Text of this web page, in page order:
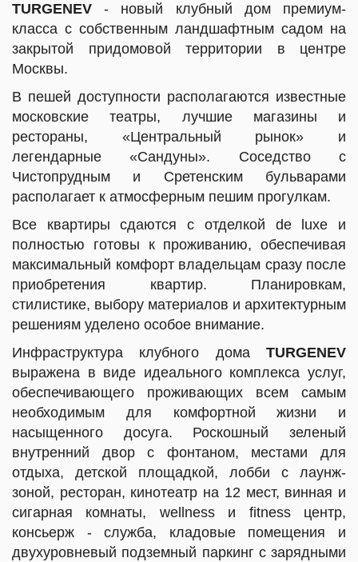
TURGENEV- новый клубный дом премиум-
класса с собственным ландшафтным садом на
закрытой придомовой территории в центре
Москвы.
В пешей доступности располагаются известные
московские театры, лучшие магазины и
рестораны, «Центральный рынок» и
легендарные «Сандуны». Соседство с
Чистопрудным и Сретенским бульварами
располагает к атмосферным пешим прогулкам.
Все квартиры сдаются с отделкой de luxe и
полностью готовы к проживанию, обеспечивая
максимальный комфорт владельцам сразу после
приобретения квартир. Планировкам,
стилистике, выбору материалов и архитектурным
решениям уделено особое внимание.
Инфраструктура клубного дома TURGENEV
выражена в виде идеального комплекса услуг,
обеспечивающего проживающих всем самым
необходимым для комфортной жизни и
насыщенного досуга. Роскошный зеленый
внутренний двор с фонтаном, местами для
отдыха, детской площадкой, лобби с лаунж-
зоной, ресторан, кинотеатр на 12 мест, винная и
сигарная комнаты, wellness и fitness центр,
консьерж - служба, кладовые помещения и
двухуровневый подземный паркинг с зарядными